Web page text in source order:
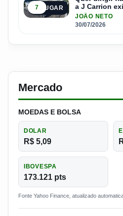
5º LUGAR
7
a J Carrion
JOÃO NETO
30/07/2026
Mercado
MOEDAS E BOLSA
DOLAR
R$ 5,09
IBOVESPA
173.121 pts
Fonte Yahoo Finance, atualizado